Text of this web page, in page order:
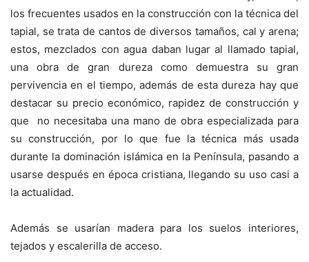
los frecuentes usados en la construcción con la técnica del
tapial, se trata de cantos de diversos tamaños, cal y arena;
estos, mezclados con agua daban lugar al llamado tapial,
una obra de gran dureza como demuestra su gran
pervivencia en el tiempo, además de esta dureza hay que
destacar su precio económico, rapidez de construcción y
que no necesitaba una mano de obra especializada para
su construcción, por lo que fue la técnica más usada
durante la dominación islámica en la Península, pasando a
usarse después en época cristiana, llegando su uso casi a
la actualidad.
Además se usarían madera para los suelos interiores,
tejados y escalerilla de acceso.